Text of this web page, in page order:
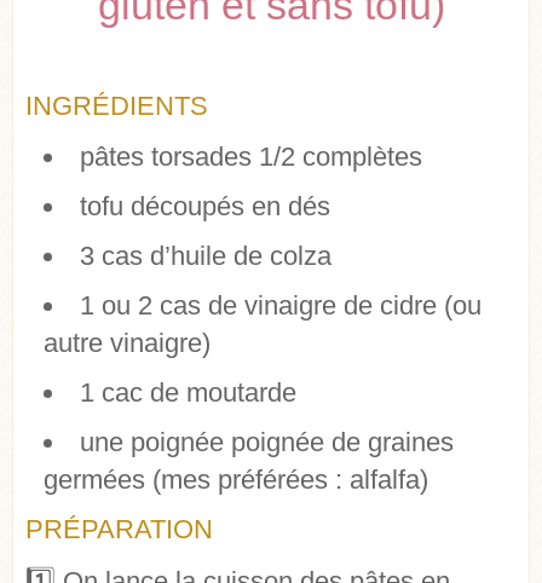
INGRÉDIENTS
pâtes torsades 1/2 complètes
tofu découpés en dés
3 cas d’huile de colza
1 ou 2 cas de vinaigre de cidre (ou
autre vinaigre)
1 cac de moutarde
une poignée poignée de graines
germées (mes préférées : alfalfa)
PRÉPARATION